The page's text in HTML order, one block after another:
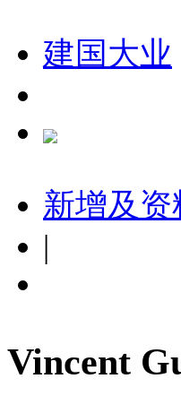
建国大业
新增及资
|
Vincent